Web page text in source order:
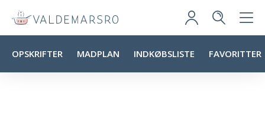
OPSKRIFTER MADPLAN INDKØBSLISTE FAVORITTER